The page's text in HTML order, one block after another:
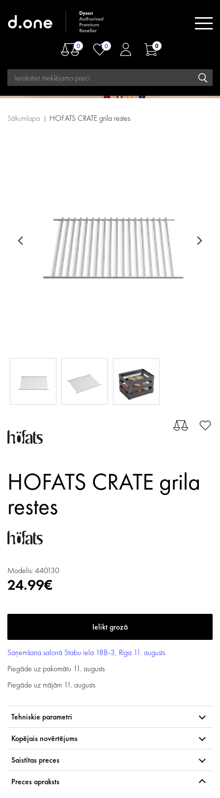
0 0 0
Sākumlapa HOFATS CRATE grila restes
HOFATS CRATE grila
restes
Modelis: 440130
24.99€
Saņemšana salonā Stabu iela 18B-3, Rīga 11. augusts
Piegāde uz pakomātu 11. augusts
Piegāde uz mājām 11. augusts
Tehniskie parametri
Kopējais novērtējums
Saistītas preces
Preces apraksts